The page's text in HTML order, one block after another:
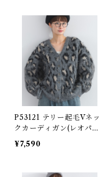
P53121 テリー起毛Vネッ
クカーディガン(レオパー
ド/チェック) / Terry Bru
shed V-Neck Cardigan
¥7,590